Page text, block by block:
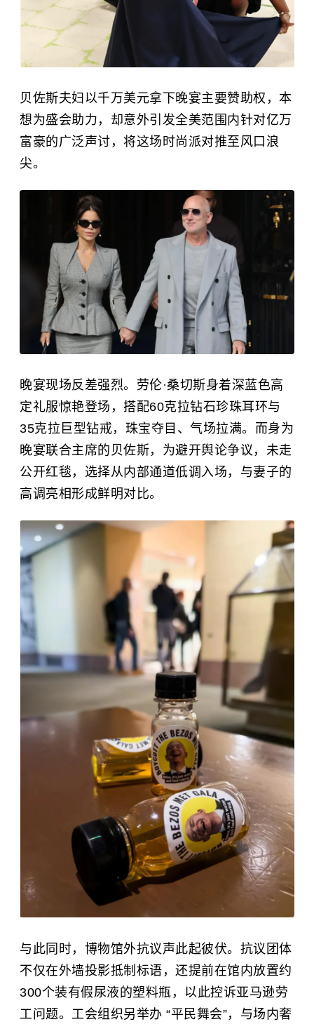
贝佐斯夫妇以千万美元拿下晚宴主要赞助权，本
想为盛会助力，却意外引发全美范围内针对亿万
富豪的广泛声讨，将这场时尚派对推至风口浪
尖。
晚宴现场反差强烈。劳伦·桑切斯身着深蓝色高
定礼服惊艳登场，搭配60克拉钻石珍珠耳环与
35克拉巨型钻戒，珠宝夺目、气场拉满。而身为
晚宴联合主席的贝佐斯，为避开舆论争议，未走
公开红毯，选择从内部通道低调入场，与妻子的
高调亮相形成鲜明对比。
与此同时，博物馆外抗议声此起彼伏。抗议团体
不仅在外墙投影抵制标语，还提前在馆内放置约
300个装有假尿液的塑料瓶，以此控诉亚马逊劳
工问题。工会组织另举办 “平民舞会”，与场内奢